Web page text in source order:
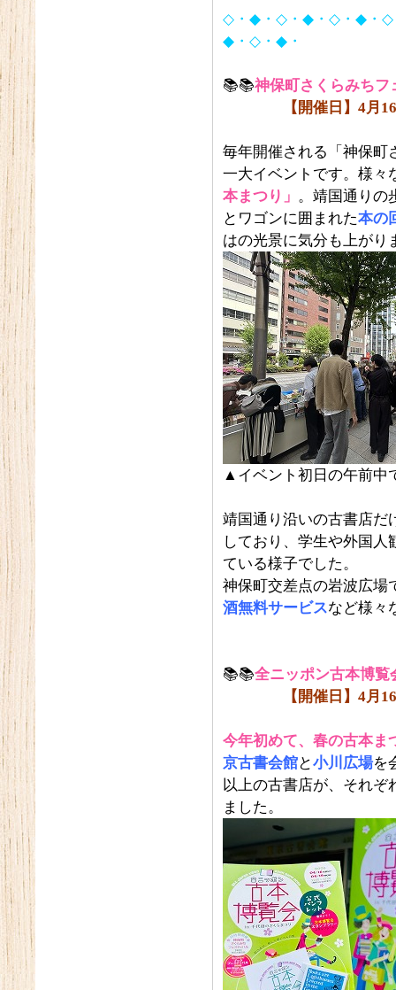
◇・◆・◇・◆・◇・◆・
◆・◇・◆・
📚📚神保町さくらみちフ
【開催日】4月
毎年開催される「神保町
一大イベントです。様々
本まつり」 。靖国通りの
とワゴンに囲まれた本の
はの光景に気分も上がり
▲イベント初日の午前中
靖国通り沿いの古書店だ
しており、学生や外国
ている様子でした。
神保町交差点の岩波広場
酒無料サービスなど様々
📚📚全ニッポン古本博覧
【開催日】4月
今年初めて、春の古本ま
京古書会館と小川広場を
以上の古書店が、それぞ
ました。